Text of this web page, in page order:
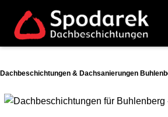
Dachbeschichtungen & Dachsanierungen